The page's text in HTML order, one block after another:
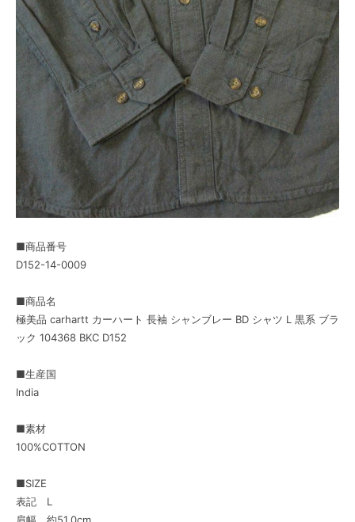
■商品番号
D152-14-0009
■商品名
極美品 carhartt カーハート 長袖 シャンブレー BD シャツ L 黒系 ブラ
ック 104368 BKC D152
■生産国
India
■素材
100%COTTON
■SIZE
表記 L